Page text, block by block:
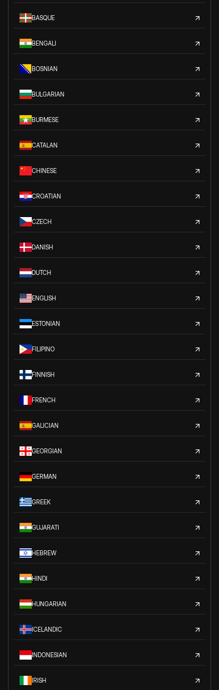
BASQUE
BENGALI
BOSNIAN
BULGARIAN
BURMESE
CATALAN
CHINESE
CROATIAN
CZECH
DANISH
DUTCH
ENGLISH
ESTONIAN
FILIPINO
FINNISH
FRENCH
GALICIAN
GEORGIAN
GERMAN
GREEK
GUJARATI
HEBREW
HINDI
HUNGARIAN
ICELANDIC
INDONESIAN
IRISH